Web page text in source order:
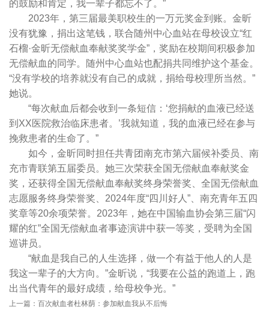
的鼓励和肯定，我一辈子都忘不了。”
2023年，第三届最美职校生的一万元奖金到账。金昕
没有犹豫，捐出这笔钱，联合随州中心血站在母校设立“红
石榴·金昕无偿献血奉献奖奖学金”，奖励在校期间积极参加
无偿献血的同学。随州中心血站也配捐共同维护这个基金。
“没有学校的培养就没有自己的成就，捐给母校理所当然。”
她说。
“每次献血后都会收到一条短信：‘您捐献的血液已经送
到XX医院救治临床患者。’我就知道，我的血液已经在参与
挽救患者的生命了。”
如今，金昕同时担任共青团南充市第六届候补委员、南
充市青联第五届委员。她三次荣获全国无偿献血奉献奖金
奖，还获得全国无偿献血奉献奖终身荣誉奖、全国无偿献血
志愿服务终身荣誉奖、2024年度“四川好人”、南充青年五四
奖章等20余项荣誉。2023年，她在中国输血协会第三届“闪
耀的红”全国无偿献血者事迹演讲中获一等奖，受聘为全国
巡讲员。
“献血是我自己的人生选择，做一个有益于他人的人是
我这一辈子的大方向。”金昕说，“我要在公益的跑道上，跑
出当代青年的最好成绩，给母校争光。”
上一篇： 百次献血者杜林荫：参加献血我从不后悔